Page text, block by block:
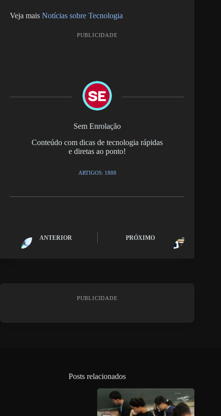
Veja mais Notícias sobre Tecnologia
PUBLICIDADE
Sem Enrolação
Conteúdo com dicas de tecnologia rápidas
e diretas ao ponto!
ARTIGOS: 1888
ANTERIOR PRÓXIMO
PUBLICIDADE
Posts relacionados